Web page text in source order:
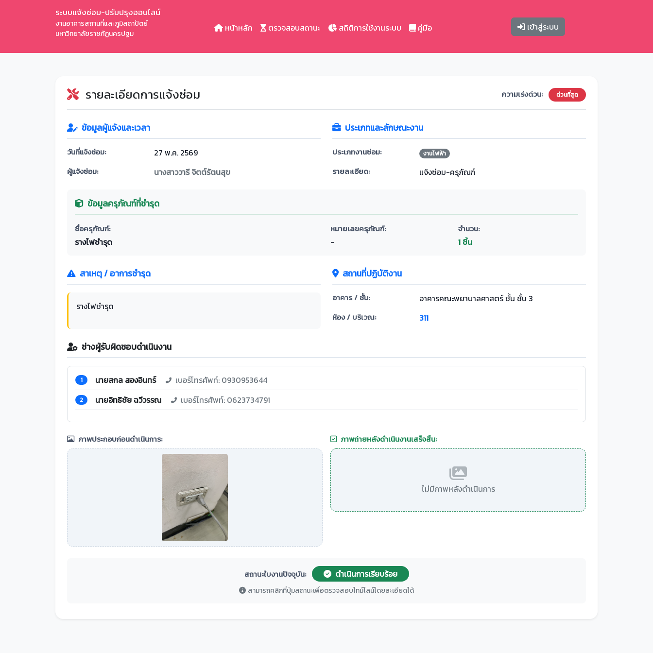
ระบบแจ้งซ่อม-ปรับปรุงออนไลน์
งานอาคารสถานที่และภูมิสถาปัตย์
มหาวิทยาลัยราชภัฏนครปฐม
หน้าหลัก ตรวจสอบสถานะ สถิติการใช้งานระบบ คู่มือ เข้าสู่ระบบ
รายละเอียดการแจ้งซ่อม ความเร่งด่วน: ด่วนที่สุด
ข้อมูลผู้แจ้งและเวลา
วันที่แจ้งซ่อม: 27 พ.ค. 2569
ผู้แจ้งซ่อม: นางสาววารี จิตต์รัตนสุข
ประเภทและลักษณะงาน
ประเภทงานซ่อม: งานไฟฟ้า
รายละเอียด: แจ้งซ่อม-ครุภัณฑ์
ข้อมูลครุภัณฑ์ที่ชำรุด
ชื่อครุภัณฑ์:
รางไฟชำรุด
หมายเลขครุภัณฑ์:
-
จำนวน:
1 ชิ้น
สาเหตุ / อาการชำรุด
รางไฟชำรุด
สถานที่ปฏิบัติงาน
อาคาร / ชั้น: อาคารคณะพยาบาลศาสตร์ ชั้น ชั้น 3
ห้อง / บริเวณ: 311
ช่างผู้รับผิดชอบดำเนินงาน
1 นายสกล สองอินทร์ เบอร์โทรศัพท์: 0930953644
2 นายอิทธิชัย ฉวีวรรณ เบอร์โทรศัพท์: 0623734791
ภาพประกอบก่อนดำเนินการ: ภาพถ่ายหลังดำเนินงานเสร็จสิ้น:
ไม่มีภาพหลังดำเนินการ
สถานะใบงานปัจจุบัน: ดำเนินการเรียบร้อย
สามารถคลิกที่ปุ่มสถานะเพื่อตรวจสอบไทม์ไลน์โดยละเอียดได้